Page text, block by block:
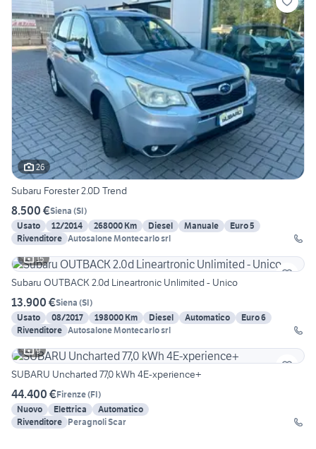
26
Subaru Forester 2.0D Trend
8.500 €Siena (SI)
Usato
12/2014 268000 Km Diesel Manuale
Euro 5
Rivenditore Autosalone Montecarlo srl
15
Subaru OUTBACK 2.0d Lineartronic Unlimited - Unico
13.900 €Siena (SI)
Usato
08/2017 198000 Km Diesel Automatico
Euro 6
Rivenditore Autosalone Montecarlo srl
9
SUBARU Uncharted 77,0 kWh 4E-xperience+
44.400 €Firenze(FI)
Nuovo
Elettrica
Automatico
Rivenditore Peragnoli Scar